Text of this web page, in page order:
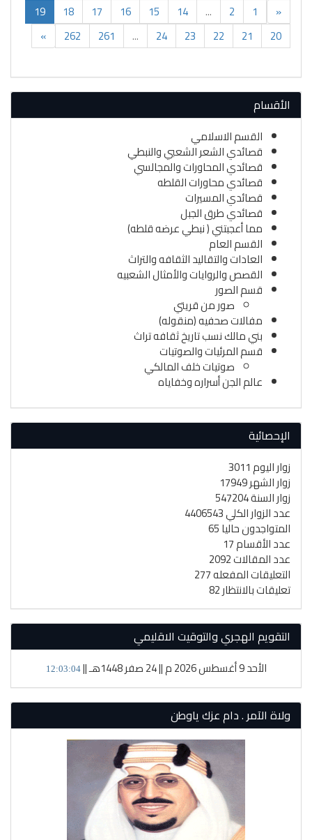
«
1
2
...
14
15
16
17
18
19
20
21
22
23
24
...
261
262
»
الأقسام
القسم الاسلامي
قصائدي الشعر الشعبي والنبطي
قصائدي المحاورات والمجالسي
قصائدي محاورات القلطه
قصائدي المسيرات
قصائدي طرق الجبل
مما أعجبتني ( نبطي عرضه قلطه)
القسم العام
العادات والتقاليد الثقافه والتراث
القصص والروايات والأمثال الشعبيه
قسم الصور
صور من قريتي
مفالات صحفيه (منقوله)
بني مالك نسب تاريخ ثقافه تراث
قسم المرئيات والصوتيات
صوتيات خلف المالكي
عالم الجن أسراره وخفاياه
الإحصائية
زوار اليوم 3011
زوار الشهر 17949
زوار السنة 547204
عدد الزوار الكلي 4406543
المتواجدون حاليا 65
عدد الأقسام 17
عدد المقالات 2092
التعليقات المفعله 277
تعليقات بالانتظار 82
التقويم الهجري والتوقيت الاقليمي
الأحد 9 أغسطس 2026 م || 24 صفر 1448هـ || 12:03:05
ولاة الآمر . دام عزك ياوطن